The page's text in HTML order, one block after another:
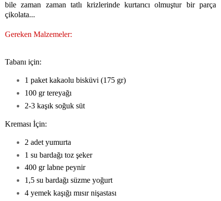
bile zaman zaman tatlı krizlerinde kurtarıcı olmuştur bir parça
çikolata...
Gereken Malzemeler:
Tabanı için:
1 paket kakaolu bisküvi (175 gr)
100 gr tereyağı
2-3 kaşık soğuk süt
Kreması İçin:
2 adet yumurta
1 su bardağı toz şeker
400 gr labne peynir
1,5 su bardağı süzme yoğurt
4 yemek kaşığı mısır nişastası